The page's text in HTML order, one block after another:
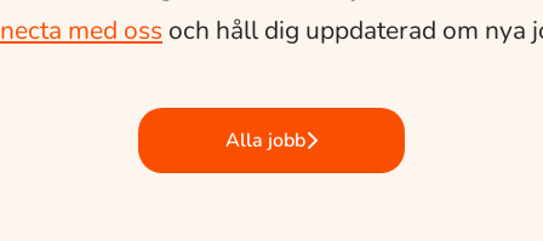
med oss och håll dig uppdaterad om nya
Alla jobb